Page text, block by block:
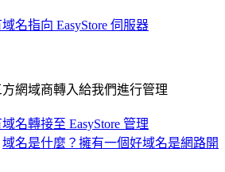
名指向 EasyStore 伺服器
網域商轉入給我們進行管理
名轉接至 EasyStore 管理
域名是什麼？擁有一個好域名是網路開